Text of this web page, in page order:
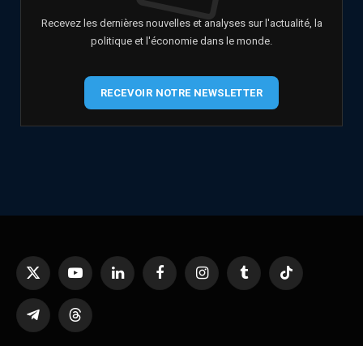
Recevez les dernières nouvelles et analyses sur l'actualité, la
politique et l'économie dans le monde.
RECEVOIR NOTRE NEWSLETTER
X
YouTubeLinkedIn FacebookInstagramTumblr TikTok
TelegramThreads